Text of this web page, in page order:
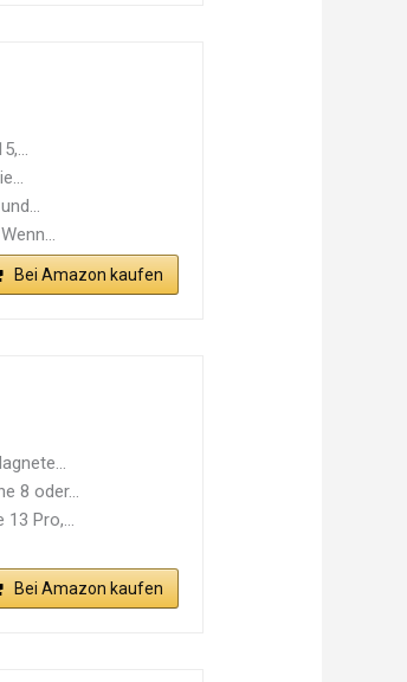
Bei Amazon kaufen
8 oder...
Pro,...
Bei Amazon kaufen